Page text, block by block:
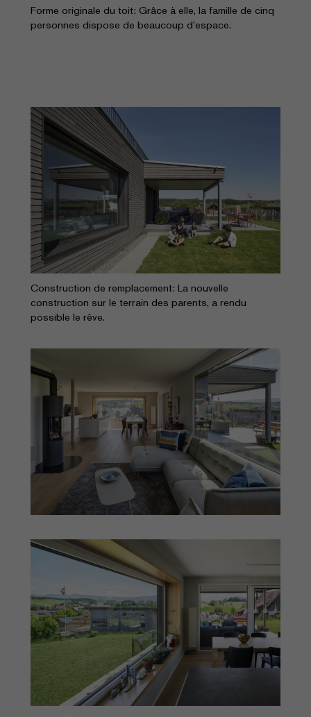
Forme originale du toit: Grâce à elle, la famille de cinq
personnes dispose de beaucoup d’espace.
Construction de remplacement: La nouvelle
construction sur le terrain des parents, a rendu
possible le rêve.